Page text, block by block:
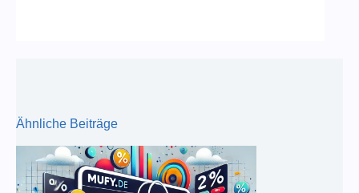
Ähnliche Beiträge